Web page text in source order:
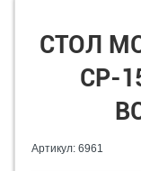
СТОЛ
СР-
Артикул: 6961